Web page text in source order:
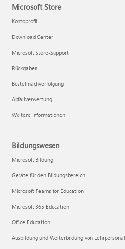
Microsoft Store
Kontoprofil
Download Center
Microsoft Store-Support
Rückgaben
Bestellnachverfolgung
Abfallverwertung
Weitere Informationen
Bildungswesen
Microsoft Bildung
Geräte für den Bildungsbereich
Microsoft Teams for Education
Microsoft 365 Education
Office Education
Ausbildung und Weiterbildung von Lehrpersonal